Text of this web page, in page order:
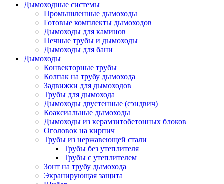
Дымоходные системы
Промышленные дымоходы
Готовые комплекты дымоходов
Дымоходы для каминов
Печные трубы и дымоходы
Дымоходы для бани
Дымоходы
Конвекторные трубы
Колпак на трубу дымохода
Задвижки для дымоходов
Трубы для дымохода
Дымоходы двустенные (сэндвич)
Коаксиальные дымоходы
Дымоходы из керамзитобетонных блоков
Оголовок на кирпич
Трубы из нержавеющей стали
Трубы без утеплителя
Трубы с утеплителем
Зонт на трубу дымохода
Экранирующая защита